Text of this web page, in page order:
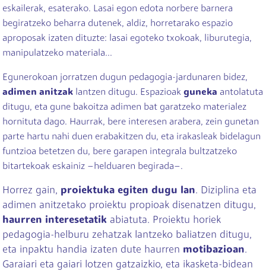
eskailerak, esaterako. Lasai egon edota norbere barnera
begiratzeko beharra dutenek, aldiz, horretarako espazio
aproposak izaten dituzte: lasai egoteko txokoak, liburutegia,
manipulatzeko materiala...
Egunerokoan jorratzen dugun pedagogia-jardunaren bidez,
adimen anitzak lantzen ditugu. Espazioak guneka antolatuta
ditugu, eta gune bakoitza adimen bat garatzeko materialez
hornituta dago. Haurrak, bere interesen arabera, zein gunetan
parte hartu nahi duen erabakitzen du, eta irakasleak bidelagun
funtzioa betetzen du, bere garapen integrala bultzatzeko
bitartekoak eskainiz –helduaren begirada–.
Horrez gain, proiektuka egiten dugu lan. Diziplina eta
adimen anitzetako proiektu propioak disenatzen ditugu,
haurren interesetatik abiatuta. Proiektu horiek
pedagogia-helburu zehatzak lantzeko baliatzen ditugu,
eta inpaktu handia izaten dute haurren motibazioan.
Garaiari eta gaiari lotzen gatzaizkio, eta ikasketa-bidean